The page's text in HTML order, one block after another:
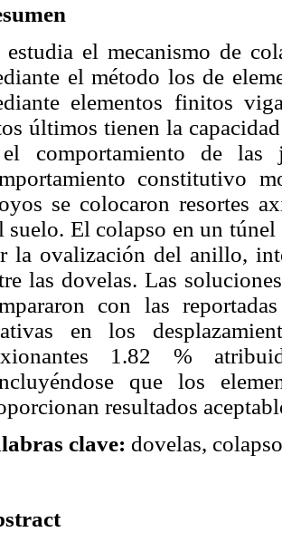
estudia el mecanismo de
el método los de
elementos finitos
últimos tienen la
comportamiento de las
constitutivo
se colocaron resortes
suelo. El colapso en un
la ovalización del anillo,
las dovelas. Las
con las
en los
1.82 %
que los
resultados
clave: dovelas,